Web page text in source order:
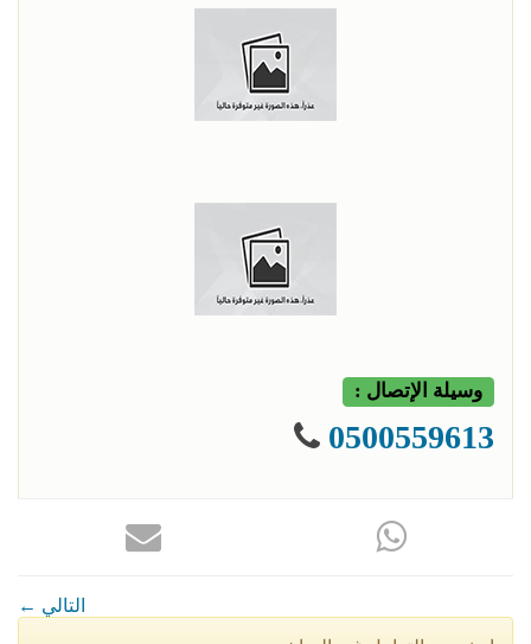
وسيلة الإتصال :
0500559613
← التالي